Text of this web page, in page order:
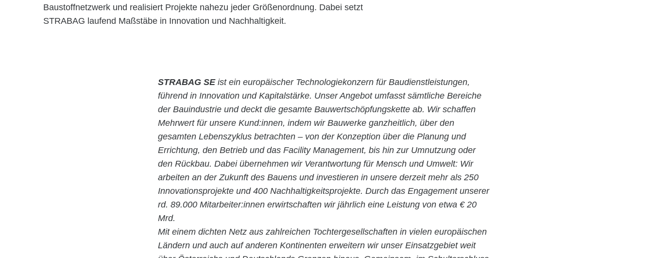
Baustoffnetzwerk und realisiert Projekte nahezu jeder Größenordnung. Dabei setzt
STRABAG laufend Maßstäbe in Innovation und Nachhaltigkeit.
STRABAG SE ist ein europäischer Technologiekonzern für Baudienstleistungen,
führend in Innovation und Kapitalstärke. Unser Angebot umfasst sämtliche Bereiche
der Bauindustrie und deckt die gesamte Bauwertschöpfungskette ab. Wir schaffen
Mehrwert für unsere Kund:innen, indem wir Bauwerke ganzheitlich, über den
gesamten Lebenszyklus betrachten – von der Konzeption über die Planung und
Errichtung, den Betrieb und das Facility Management, bis hin zur Umnutzung oder
den Rückbau. Dabei übernehmen wir Verantwortung für Mensch und Umwelt: Wir
arbeiten an der Zukunft des Bauens und investieren in unsere derzeit mehr als 250
Innovationsprojekte und 400 Nachhaltigkeitsprojekte. Durch das Engagement unserer
rd. 89.000 Mitarbeiter:innen erwirtschaften wir jährlich eine Leistung von etwa € 20
Mrd.
Mit einem dichten Netz aus zahlreichen Tochtergesellschaften in vielen europäischen
Ländern und auch auf anderen Kontinenten erweitern wir unser Einsatzgebiet weit